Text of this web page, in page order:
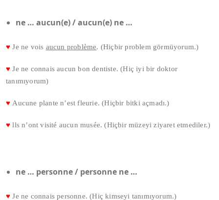
ne … aucun(e) / aucun(e) ne …
♥ Je ne vois aucun problème. (Hiçbir problem görmüyorum.)
♥ Je ne connais aucun bon dentiste. (Hiç iyi bir doktor
tanımıyorum)
♥ Aucune plante n’est fleurie. (Hiçbir bitki açmadı.)
♥lls n’ont visité aucun musée. (Hiçbir müzeyi ziyaret etmediler.)
ne … personne / personne ne …
♥ Je ne connais personne. (Hiç kimseyi tanımıyorum.)